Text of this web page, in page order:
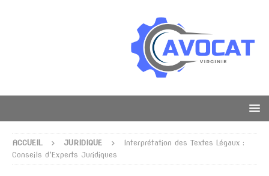
ACCUEIL JURIDIQUE
Interprétation des Textes Légaux :
Conseils d’Experts Juridiques